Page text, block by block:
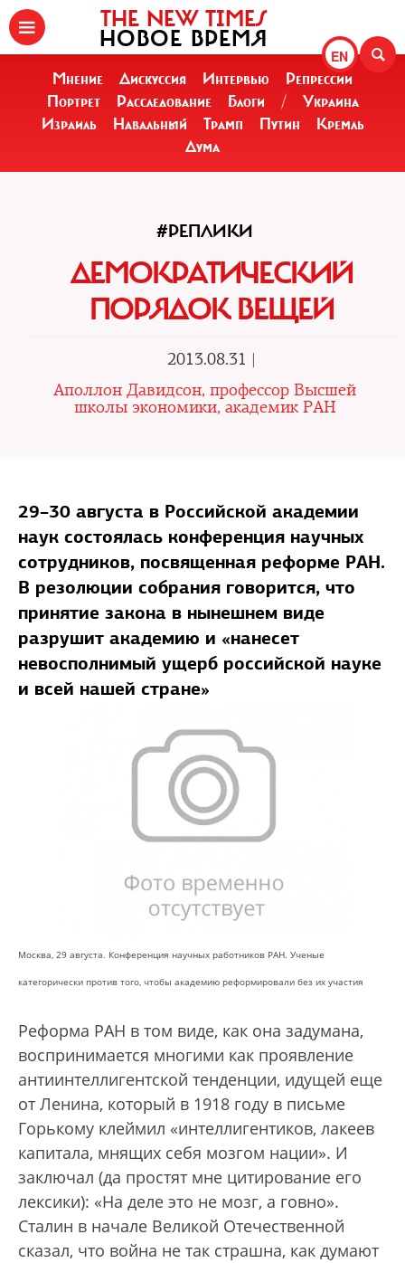
EN
THE NEW TIMES
НОВОЕ ВРЕМЯ
Мнение Дискуссия Интервью
Репрессии
Портрет
Расследование Блоги /
Украина
Израиль
Навальный Трамп Путин
Кремль
Дума
#РЕПЛИКИ
ДЕМОКРАТИЧЕСКИЙ
ПОРЯДОК ВЕЩЕЙ
2013.08.31 |
Аполлон Давидсон, профессор Высшей
школы экономики, академик РАН
29–30 августа в Российской академии
наук состоялась конференция научных
сотрудников, посвященная реформе РАН.
В резолюции собрания говорится, что
принятие закона в нынешнем виде
разрушит академию и «нанесет
невосполнимый ущерб российской науке
и всей нашей стране»
Москва, 29 августа. Конференция научных работников РАН. Ученые
категорически против того, чтобы академию реформировали без их участия
Реформа РАН в том виде, как она задумана,
воспринимается многими как проявление
антиинтеллигентской тенденции, идущей еще
от Ленина, который в 1918 году в письме
Горькому клеймил «интеллигентиков, лакеев
капитала, мнящих себя мозгом нации». И
заключал (да простят мне цитирование его
лексики): «На деле это не мозг, а говно».
Сталин в начале Великой Отечественной
сказал, что война не так страшна, как думают